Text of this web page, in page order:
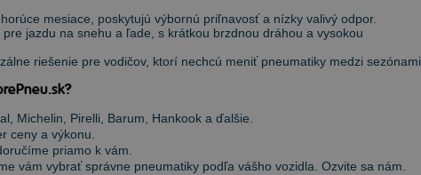
mesiace, poskytujú výbornú priľnavosť a nízky valivý odpor.
jazdu na snehu a ľade, s krátkou brzdnou dráhou a vysokou
riešenie pre vodičov, ktorí nechcú meniť pneumatiky medzi sezónami.
Michelin, Pirelli, Barum, Hankook a ďalšie.
ceny a výkonu.
priamo k vám.
vám vybrať správne pneumatiky podľa vášho vozidla. Ozvite sa nám.